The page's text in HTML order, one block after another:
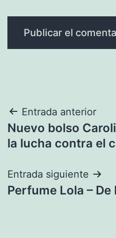
Navegación
de
Entrada anterior
Nuevo bolso
la lucha contra el
Entrada siguiente
Perfume Lola –